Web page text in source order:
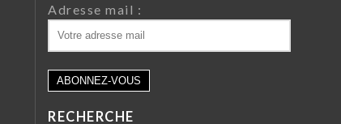
Adresse mail :
RECHERCHE